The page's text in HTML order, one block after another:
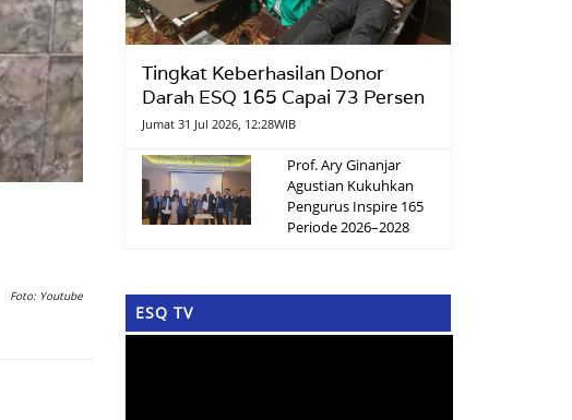
Foto: Youtube
Tingkat Keberhasilan Donor
Darah ESQ 165 Capai 73 Persen
Jumat 31 Jul 2026, 12:28WIB
Prof. Ary Ginanjar
Agustian Kukuhkan
Pengurus Inspire 165
Periode 2026–2028
ESQ TV